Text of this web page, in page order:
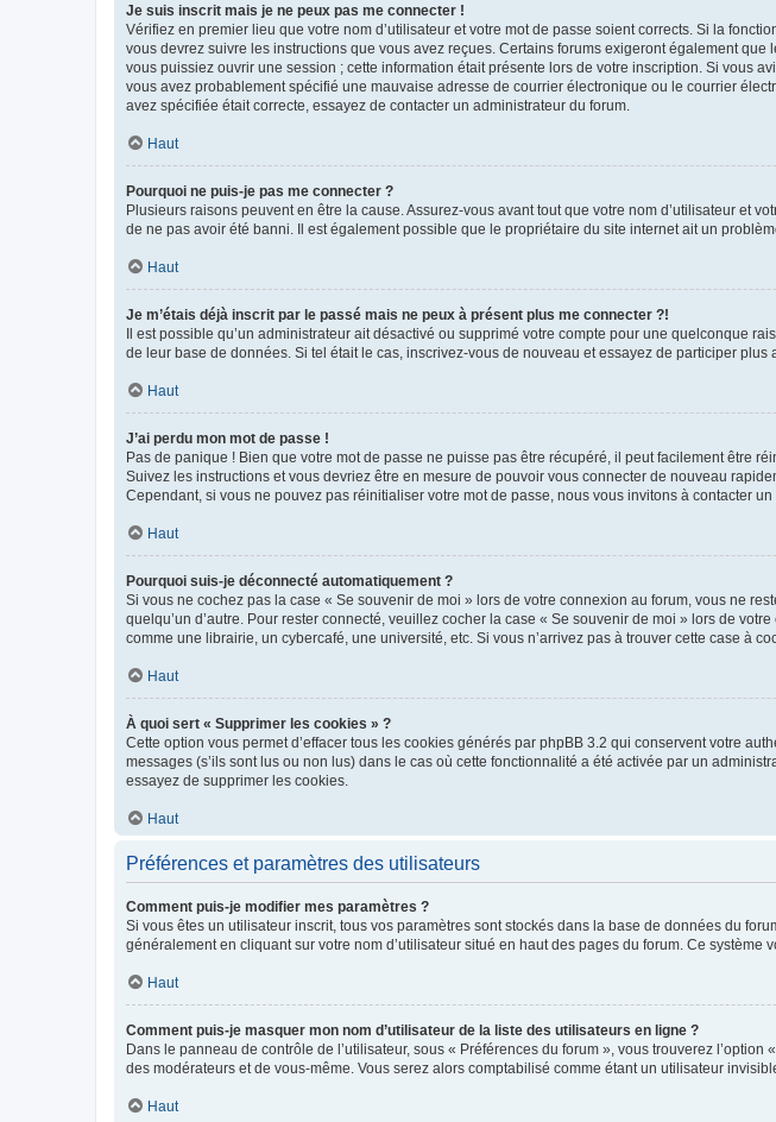
Je suis inscrit mais je ne peux pas me connecter !
Vérifiez en premier lieu que votre nom d’utilisateur et votre mot de passe soient corrects. Si la
vous devrez suivre les instructions que vous avez reçues. Certains forums exigeront également
vous puissiez ouvrir une session ; cette information était présente lors de votre inscription. Si vous
vous avez probablement spécifié une mauvaise adresse de courrier électronique ou le courrier
avez spécifiée était correcte, essayez de contacter un administrateur du forum.
Haut
Pourquoi ne puis-je pas me connecter ?
Plusieurs raisons peuvent en être la cause. Assurez-vous avant tout que votre nom d’utilisateur et
de ne pas avoir été banni. Il est également possible que le propriétaire du site internet ait un
Haut
Je m’étais déjà inscrit par le passé mais ne peux à présent plus me connecter ?!
Il est possible qu’un administrateur ait désactivé ou supprimé votre compte pour une quelconque
de leur base de données. Si tel était le cas, inscrivez-vous de nouveau et essayez de participer plus
Haut
J’ai perdu mon mot de passe !
Pas de panique ! Bien que votre mot de passe ne puisse pas être récupéré, il peut facilement être
Suivez les instructions et vous devriez être en mesure de pouvoir vous connecter de nouveau
Cependant, si vous ne pouvez pas réinitialiser votre mot de passe, nous vous invitons à contacter un
Haut
Pourquoi suis-je déconnecté automatiquement ?
Si vous ne cochez pas la case « Se souvenir de moi » lors de votre connexion au forum, vous ne
quelqu’un d’autre. Pour rester connecté, veuillez cocher la case « Se souvenir de moi » lors de
comme une librairie, un cybercafé, une université, etc. Si vous n’arrivez pas à trouver cette case à
Haut
À quoi sert « Supprimer les cookies » ?
Cette option vous permet d’effacer tous les cookies générés par phpBB 3.2 qui conservent votre
messages (s’ils sont lus ou non lus) dans le cas où cette fonctionnalité a été activée par un
essayez de supprimer les cookies.
Haut
Préférences et paramètres des utilisateurs
Comment puis-je modifier mes paramètres ?
Si vous êtes un utilisateur inscrit, tous vos paramètres sont stockés dans la base de données du
généralement en cliquant sur votre nom d’utilisateur situé en haut des pages du forum. Ce système
Haut
Comment puis-je masquer mon nom d’utilisateur de la liste des utilisateurs en ligne ?
Dans le panneau de contrôle de l’utilisateur, sous « Préférences du forum », vous trouverez
des modérateurs et de vous-même. Vous serez alors comptabilisé comme étant un utilisateur
Haut